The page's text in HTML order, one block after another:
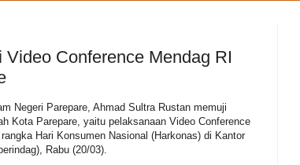
Conference Mendag RI
Negeri Parepare, Ahmad Sultra Rustan memuji
Kota Parepare, yaitu pelaksanaan Video Conference
Hari Konsumen Nasional (Harkonas) di Kantor
Rabu (20/03).